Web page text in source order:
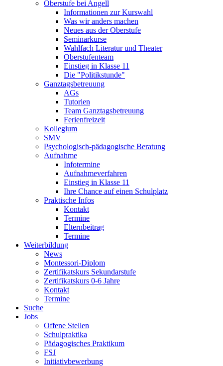
Oberstufe bei Angell
Informationen zur Kurswahl
Was wir anders machen
Neues aus der Oberstufe
Seminarkurse
Wahlfach Literatur und Theater
Oberstufenteam
Einstieg in Klasse 11
Die "Politikstunde"
Ganztagsbetreuung
AGs
Tutorien
Team Ganztagsbetreuung
Ferienfreizeit
Kollegium
SMV
Psychologisch-pädagogische Beratung
Aufnahme
Infotermine
Aufnahmeverfahren
Einstieg in Klasse 11
Ihre Chance auf einen Schulplatz
Praktische Infos
Kontakt
Termine
Elternbeitrag
Termine
Weiterbildung
News
Montessori-Diplom
Zertifikatskurs Sekundarstufe
Zertifikatskurs 0-6 Jahre
Kontakt
Termine
Suche
Jobs
Offene Stellen
Schulpraktika
Pädagogisches Praktikum
FSJ
Initiativbewerbung